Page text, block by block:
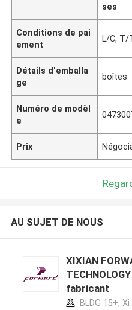
ses
Conditions de pai
ement
L/C, T/
Détails d'emballa
ge
boîtes
Numéro de modèl
e
Prix
AU SUJET DE NOUS
XIXIAN
fabricant
BLDG 15+,